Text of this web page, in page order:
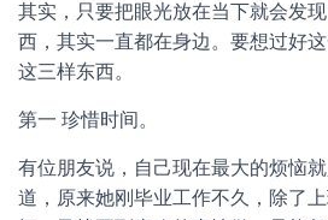
其实，只要把眼光放在当下就会发
西，其实一直都在身边。要想过好
这三样东西。
第一 珍惜时间。
有位朋友说，自己现在最大的烦恼
道，原来她刚毕业工作不久，除了